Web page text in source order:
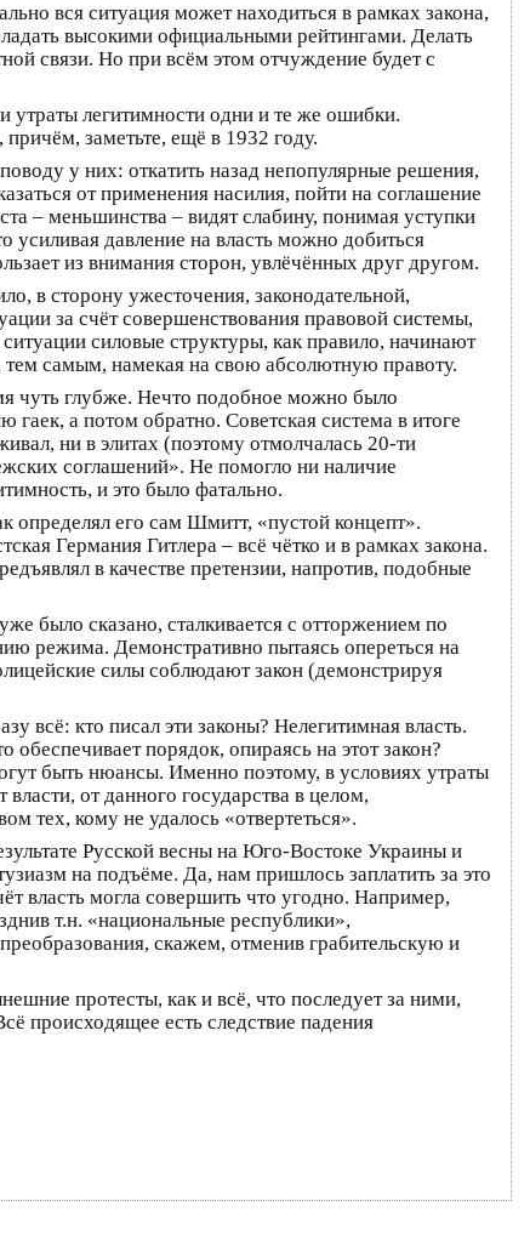
вся ситуация может находиться в рамках закона,
высокими официальными рейтингами. Делать
связи. Но при всём этом отчуждение будет с
утраты легитимности одни и те же ошибки.
заметьте, ещё в 1932 году.
у них: откатить назад непопулярные решения,
от применения насилия, пойти на соглашение
– меньшинства – видят слабину, понимая уступки
усиливая давление на власть можно добиться
из внимания сторон, увлёчённых друг другом.
в сторону ужесточения, законодательной,
за счёт совершенствования правовой системы,
силовые структуры, как правило, начинают
тем самым, намекая на свою абсолютную правоту.
чуть глубже. Нечто подобное можно было
а потом обратно. Советская система в итоге
ни в элитах (поэтому отмолчалась 20-ти
соглашений». Не помогло ни наличие
и это было фатально.
определял его сам Шмитт, «пустой концепт».
Германия Гитлера – всё чётко и в рамках закона.
в качестве претензии, напротив, подобные
было сказано, сталкивается с отторжением по
режима. Демонстративно пытаясь опереться на
силы соблюдают закон (демонстрируя
всё: кто писал эти законы? Нелегитимная власть.
порядок, опираясь на этот закон?
быть нюансы. Именно поэтому, в условиях утраты
от данного государства в целом,
тех, кому не удалось «отвертеться».
Русской весны на Юго-Востоке Украины и
на подъёме. Да, нам пришлось заплатить за это
власть могла совершить что угодно. Например,
т.н. «национальные республики»,
скажем, отменив грабительскую и
протесты, как и всё, что последует за ними,
происходящее есть следствие падения